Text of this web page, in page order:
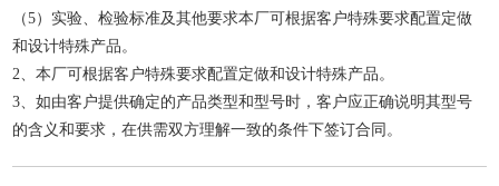
（5）实验、检验标准及其他要求本厂可根据客户特殊要求配置定做
和设计特殊产品。
2、本厂可根据客户特殊要求配置定做和设计特殊产品。
3、如由客户提供确定的产品类型和型号时，客户应正确说明其型号
的含义和要求，在供需双方理解一致的条件下签订合同。